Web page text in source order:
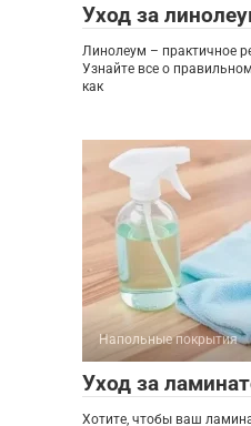
Уход за
Линолеум – практичное
Узнайте все о
как
Напольные покрытия
Уход за
Хотите, чтобы ваш